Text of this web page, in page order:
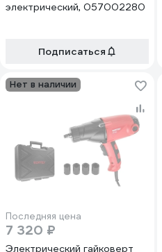
электрический, 057002280
Подписаться
Нет в наличии
Последняя цена
7 320 ₽
Электрический гайковерт